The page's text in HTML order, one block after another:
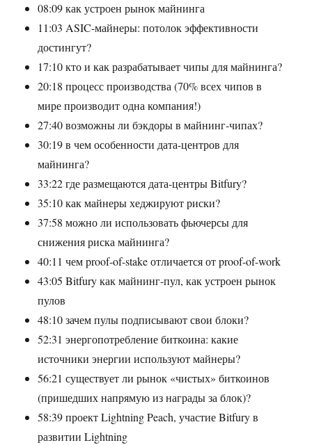
08:09 как устроен рынок майнинга
11:03 ASIC-майнеры: потолок эффективности
достингут?
17:10 кто и как разрабатывает чипы для майнинга?
20:18 процесс производства (70% всех чипов в
мире производит одна компания!)
27:40 возможны ли бэкдоры в майнинг-чипах?
30:19 в чем особенности дата-центров для
майнинга?
33:22 где размещаются дата-центры Bitfury?
35:10 как майнеры хеджируют риски?
37:58 можно ли использовать фьючерсы для
снижения риска майнинга?
40:11 чем proof-of-stake отличается от proof-of-work
43:05 Bitfury как майнинг-пул, как устроен рынок
пулов
48:10 зачем пулы подписывают свои блоки?
52:31 энергопотребление биткоина: какие
источники энергии используют майнеры?
56:21 существует ли рынок «чистых» биткоинов
(пришедших напрямую из награды за блок)?
58:39 проект Lightning Peach, участие Bitfury в
развитии Lightning